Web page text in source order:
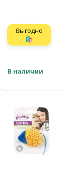
Выгодно
🛍️
В наличии